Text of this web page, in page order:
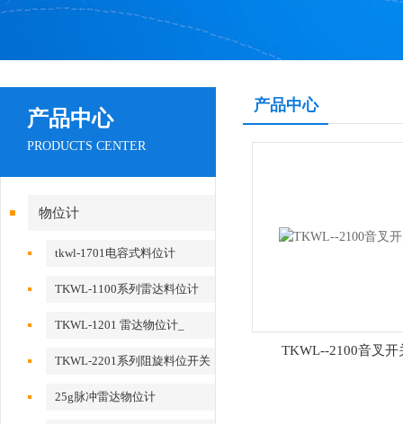
产品中心
PRODUCTS CENTER
物位计
tkwl-1701电容式料位计
TKWL-1100系列雷达料位计
TKWL-1201 雷达物位计_
TKWL-2201系列阻旋料位开关
25g脉冲雷达物位计
产品中心
TKWL--2100音叉开